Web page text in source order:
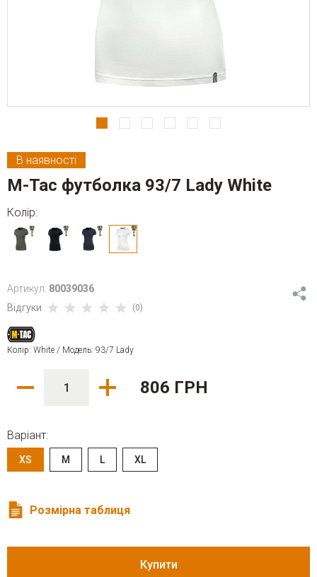
В наявності
M-Tac футболка 93/7 Lady White
Колір:
Артикул: 80039036
Відгуки
(0)
Колір: White / Модель: 93/7 Lady
806 ГРН
Варіант:
XS M L XL
Розмірна таблиця
Купити